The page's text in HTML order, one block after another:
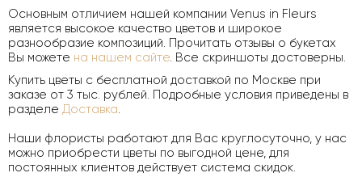
Основным отличием нашей компании Venus in Fleurs
является высокое качество цветов и широкое
разнообразие композиций. Прочитать отзывы о букетах
Вы можете на нашем сайте. Все скриншоты достоверны.
Купить цветы с бесплатной доставкой по Москве при
заказе от 3 тыс. рублей. Подробные условия приведены в
разделе Доставка.
Наши флористы работают для Вас круглосуточно, у нас
можно приобрести цветы по выгодной цене, для
постоянных клиентов действует система скидок.